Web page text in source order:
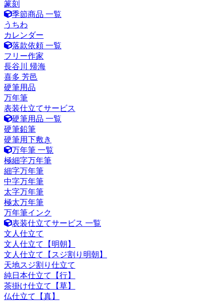
篆刻
季節商品 一覧
うちわ
カレンダー
落款依頼 一覧
フリー作家
長谷川 帰海
喜多 芳邑
硬筆用品
万年筆
表装仕立てサービス
硬筆用品 一覧
硬筆鉛筆
硬筆用下敷き
万年筆 一覧
極細字万年筆
細字万年筆
中字万年筆
太字万年筆
極太万年筆
万年筆インク
表装仕立てサービス 一覧
文人仕立て
文人仕立て【明朝】
文人仕立て【スジ割り明朝】
天地スジ割り仕立て
純日本仕立て【行】
茶掛け仕立て【草】
仏仕立て【真】